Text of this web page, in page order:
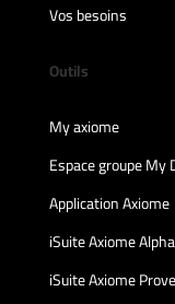
Vos besoins
Outils
My axiome
Espace groupe
Application Axiome
iSuite Axiome Alpha
iSuite Axiome